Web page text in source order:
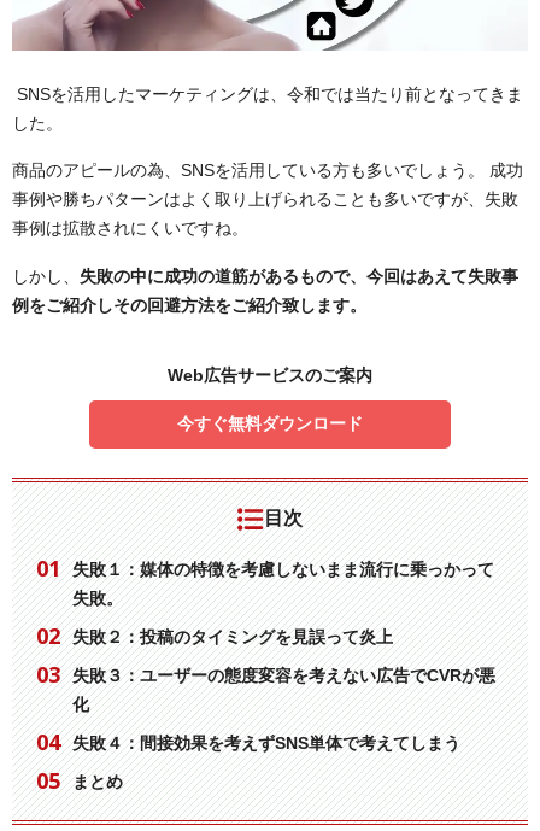
SNSを活用したマーケティングは、令和では当たり前となってきま
した。
商品のアピールの為、SNSを活用している方も多いでしょう。 成功
事例や勝ちパターンはよく取り上げられることも多いですが、失敗
事例は拡散されにくいですね。
しかし、 失敗の中に成功の道筋があるもので、今回はあえて失敗事
例をご紹介しその回避方法をご紹介致します。
Web広告サービスのご案内
今すぐ無料ダウンロード
目次
失敗１：媒体の特徴を考慮しないまま流行に乗っかって
失敗。
失敗２：投稿のタイミングを見誤って炎上
失敗３：ユーザーの態度変容を考えない広告でCVRが悪
化
失敗４：間接効果を考えずSNS単体で考えてしまう
まとめ